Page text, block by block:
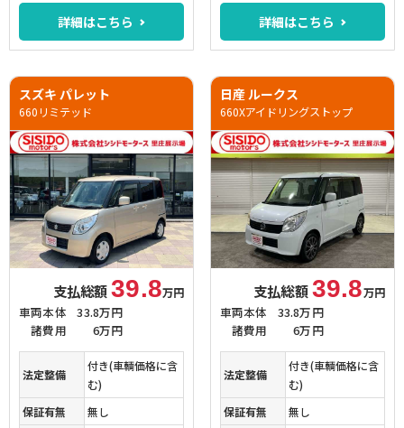
詳細はこちら 詳細はこちら
スズキ パレット
660リミテッド
支払総額39.8万円
車両本体
33.8万円
諸費用
6万円
法定整備
付き(車輌価格に含
む)
保証有無
無し
日産 ルークス
660Xアイドリングストップ
支払総額39.8万円
車両本体
33.8万円
諸費用
6万円
法定整備
付き(車輌価格に含
む)
保証有無
無し